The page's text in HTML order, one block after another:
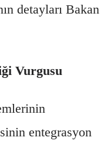
detayları Bakan
Vurgusu
entegrasyon